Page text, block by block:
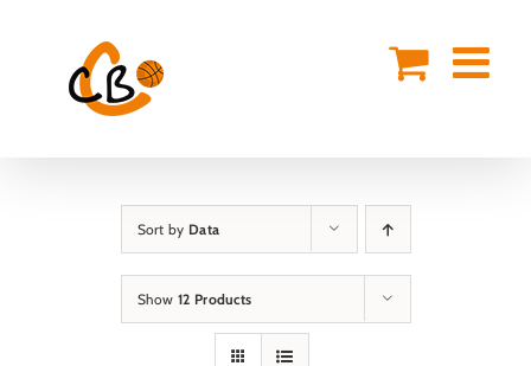
Sort by Data
Show 12 Products